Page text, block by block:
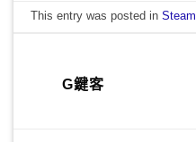
This entry was posted inSteam
G鍵客